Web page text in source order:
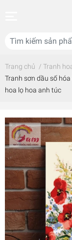
Trang chủ / Tranh
Tranh sơn dầu số
hoa lọ hoa anh túc